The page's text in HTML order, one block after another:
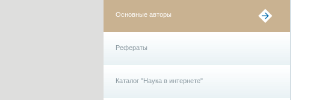
Основные авторы
Рефераты
Каталог "Наука в интернете"